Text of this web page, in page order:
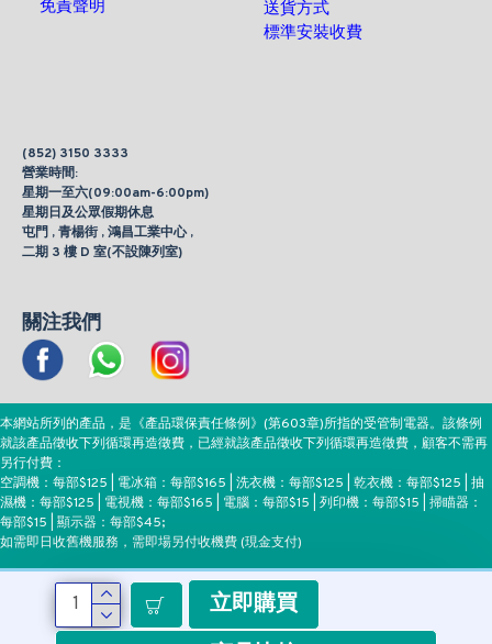
立即購買
免責聲明
送貨方式
標準安裝收費
(852) 3150 3333
營業時間:
星期一至六(09:00am-6:00pm)
星期日及公眾假期休息
屯門 , 青楊街 , 鴻昌工業中心 ,
二期 3 樓 D 室(不設陳列室)
關注我們
本網站所列的產品，是《產品環保責任條例》(第603章)所指的受管制電器。該條例
就該產品徵收下列循環再造徵費，已經就該產品徵收下列循環再造徵費，顧客不需再
另行付費：
空調機：每部$125 | 電冰箱：每部$165 | 洗衣機：每部$125 | 乾衣機：每部$125 | 抽
濕機：每部$125 | 電視機：每部$165 | 電腦：每部$15 | 列印機：每部$15 | 掃瞄器：
每部$15 | 顯示器：每部$45;
如需即日收舊機服務，需即場另付收機費 (現金支付)